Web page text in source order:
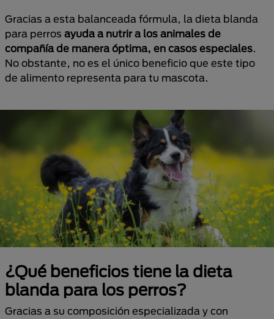
Gracias a esta balanceada fórmula, la dieta blanda
para perros ayuda a nutrir a los animales de
compañía de manera óptima, en casos especiales.
No obstante, no es el único beneficio que este tipo
de alimento representa para tu mascota.
¿Qué beneficios tiene la dieta
blanda para los perros?
Gracias a su composición especializada y con